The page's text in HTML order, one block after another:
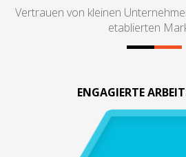
Vertrauen von kleinen
etablierten
ENGAGIERTE